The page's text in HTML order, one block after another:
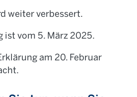
weiter verbessert.
ist vom 5. März 2025.
am 20. Februar